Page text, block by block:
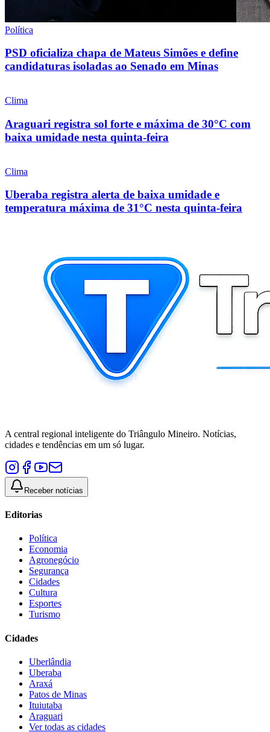
Política
PSD oficializa chapa de Mateus Simões e define
candidaturas isoladas ao Senado em Minas
Clima
Araguari registra sol forte e máxima de 30°C com
baixa umidade nesta quinta-feira
Clima
Uberaba registra alerta de baixa umidade e
temperatura máxima de 31°C nesta quinta-feira
A central regional inteligente do Triângulo Mineiro. Notícias,
cidades e tendências em um só lugar.
Receber notícias
Editorias
Política
Economia
Agronegócio
Segurança
Cidades
Cultura
Esportes
Turismo
Cidades
Uberlândia
Uberaba
Araxá
Patos de Minas
Ituiutaba
Araguari
Ver todas as cidades